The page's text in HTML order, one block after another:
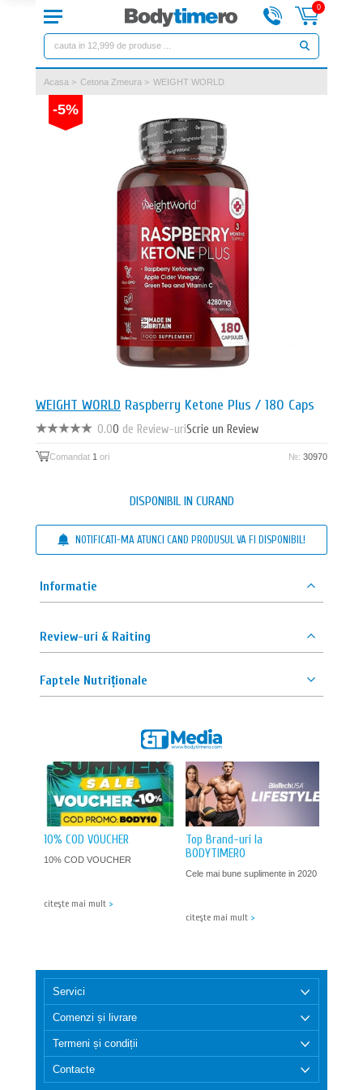
0
Acasa > Cetona Zmeura > WEIGHT WORLD
-5%
WEIGHT WORLD Raspberry Ketone Plus / 180 Caps
0.00 de Review-uriScrie un Review
Comandat 1 ori №: 30970
DISPONIBIL IN CURAND
NOTIFICATI-MA ATUNCI CAND PRODUSUL VA FI DISPONIBIL!
Informatie
Review-uri & Raiting
Faptele Nutriționale
10% COD VOUCHER
10% COD VOUCHER
citeşte mai mult >
Top Brand-uri la
BODYTIMERO
Cele mai bune suplimente in 2020
citeşte mai mult >
Servici
Comenzi și livrare
Termeni și condiții
Contacte